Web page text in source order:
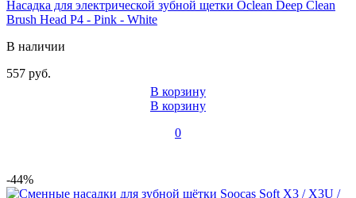
Насадка для электрической зубной щетки Oclean Deep Clean
Brush Head P4 - Pink - White
В наличии
557 руб.
В корзину
В корзину
0
-44%